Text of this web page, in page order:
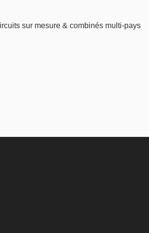
sur mesure & combinés multi-pays